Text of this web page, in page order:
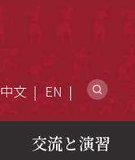
中文 EN
交流と演習